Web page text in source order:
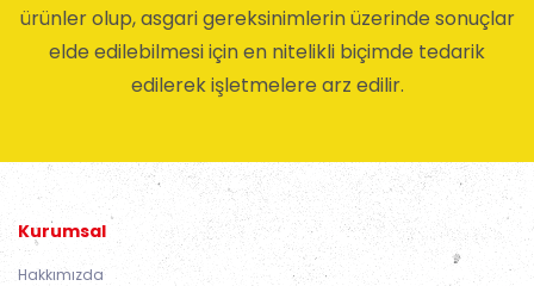
ürünler olup, asgari gereksinimlerin üzerinde sonuçlar
elde edilebilmesi için en nitelikli biçimde tedarik
edilerek işletmelere arz edilir.
Kurumsal
Hakkımızda